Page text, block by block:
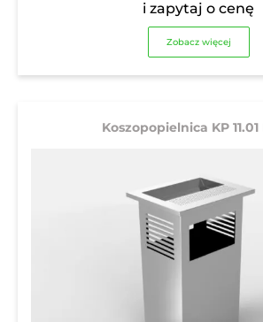
i zapytaj o cenę
Zobacz więcej
Koszopopielnica KP 11.01